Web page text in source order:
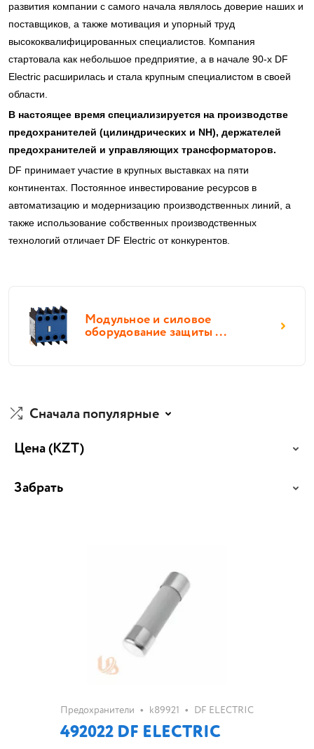
развития компании с самого начала являлось доверие наших и
поставщиков, а также мотивация и упорный труд
высококвалифицированных специалистов. Компания
стартовала как небольшое предприятие, а в начале 90-х DF
Electric расширилась и стала крупным специалистом в своей
области.
В настоящее время специализируется на производстве
предохранителей (цилиндрических и NH), держателей
предохранителей и управляющих трансформаторов.
DF принимает участие в крупных выставках на пяти
континентах. Постоянное инвестирование ресурсов в
автоматизацию и модернизацию производственных линий, а
также использование собственных производственных
технологий отличает DF Electric от конкурентов.
Модульное и силовое
оборудование защиты ...
Сначала популярные
Цена(KZT)
Забрать
Предохранители • k89921 • DF ELECTRIC
492022 DF ELECTRIC